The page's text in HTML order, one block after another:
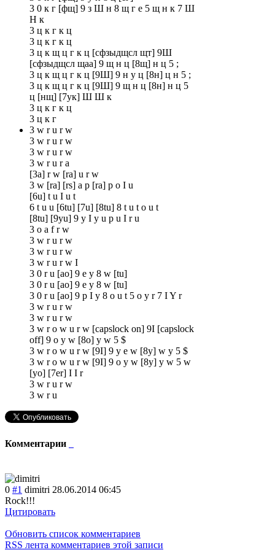
3 0 к г [фщ] 9 з Ш н 8 щ г е 5 щ н к 7 Ш
Н к
3 ц к г к ц
3 ц к г к ц
3 ц к щ ц г к ц [сфзыдщсл щт] 9Ш
[сфзыдщсл щаа] 9 щ н ц [8щ] н ц 5 ;
3 ц к щ ц г к ц [9Ш] 9 н у ц [8н] ц н 5 ;
3 ц к щ ц г к ц [9Ш] 9 щ н ц [8н] н ц 5
ц [нщ] [7ук] Ш Ш к
3 ц к г к ц
3 ц к г
3 w r u r w
3 w r u r w
3 w r u r w
3 w r u r a
[3a] r w [ra] u r w
3 w [ra] [rs] a p [ra] p o I u
[6u] t u I u t
6 t u u [6tu] [7u] [8tu] 8 t u t o u t
[8tu] [9yu] 9 y I y u p u I r u
3 o a f r w
3 w r u r w
3 w r u r w
3 w r u r w I
3 0 r u [ao] 9 e y 8 w [tu]
3 0 r u [ao] 9 e y 8 w [tu]
3 0 r u [ao] 9 p I y 8 o u t 5 o y r 7 I Y r
3 w r u r w
3 w r u r w
3 w r o w u r w [capslock on] 9I [capslock
off] 9 o y w [8o] y w 5 $
3 w r o w u r w [9I] 9 y e w [8y] w y 5 $
3 w r o w u r w [9I] 9 o y w [8y] y w 5 w
[yo] [7er] I I r
3 w r u r w
3 w r u
Комментарии
0 #1 dimitri 28.06.2014 06:45
Rock!!!
Цитировать
Обновить список комментариев
RSS лента комментариев этой записи